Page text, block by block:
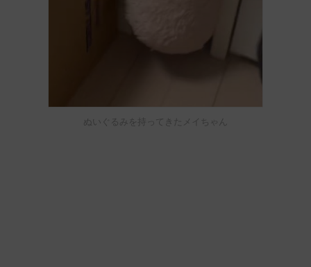
ぬいぐるみを持ってきたメイちゃん